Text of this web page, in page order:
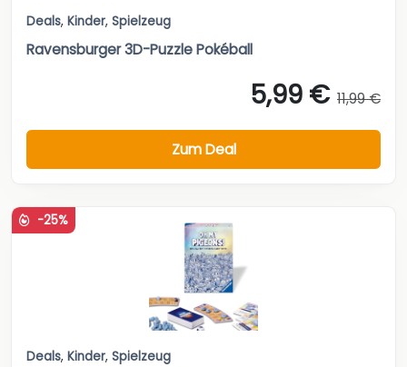
Deals, Kinder, Spielzeug
Ravensburger 3D-Puzzle Pokéball
5,99 € 11,99 €
Zum Deal
-25%
Deals, Kinder, Spielzeug